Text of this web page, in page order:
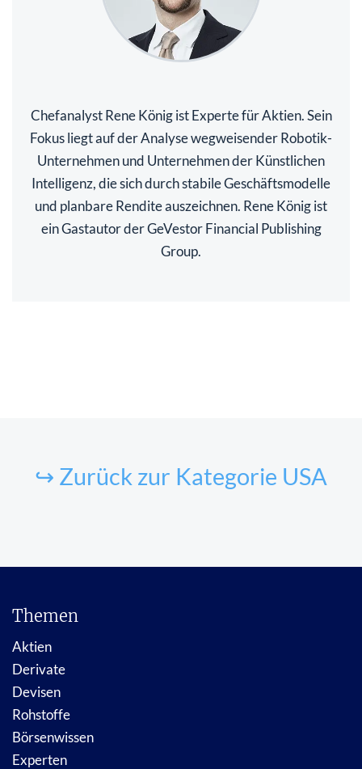
Chefanalyst Rene König ist Experte für Aktien. Sein
Fokus liegt auf der Analyse wegweisender Robotik-
Unternehmen und Unternehmen der Künstlichen
Intelligenz, die sich durch stabile Geschäftsmodelle
und planbare Rendite auszeichnen. Rene König ist
ein Gastautor der GeVestor Financial Publishing
Group.
↪ Zurück zur Kategorie USA
Themen
Aktien
Derivate
Devisen
Rohstoffe
Börsenwissen
Experten